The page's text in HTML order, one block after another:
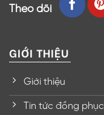
Theo dõi
GIỚI THIỆU
Giới thiệu
Tin tức đồng phục